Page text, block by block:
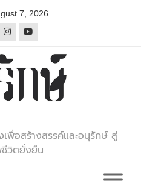
7, 2026
พื่อสร้างสรรค์และอนุรักษ์ สู่
วิตยั่งยืน